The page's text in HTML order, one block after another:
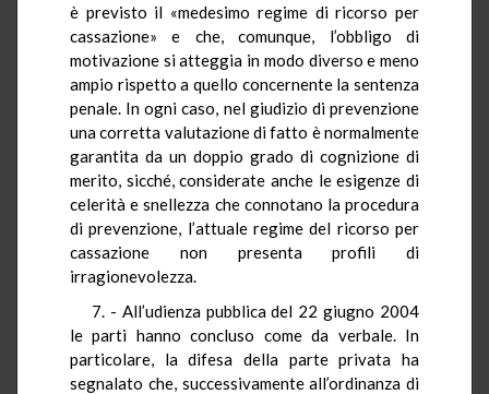
è previsto il «medesimo regime di ricorso per
cassazione» e che, comunque, l’obbligo di
motivazione si atteggia in modo diverso e meno
ampio rispetto a quello concernente la sentenza
penale. In ogni caso, nel giudizio di prevenzione
una corretta valutazione di fatto è normalmente
garantita da un doppio grado di cognizione di
merito, sicché, considerate anche le esigenze di
celerità e snellezza che connotano la procedura
di prevenzione, l’attuale regime del ricorso per
cassazione non presenta profili di
irragionevolezza.
7. - All’udienza pubblica del 22 giugno 2004
le parti hanno concluso come da verbale. In
particolare, la difesa della parte privata ha
segnalato che, successivamente all’ordinanza di